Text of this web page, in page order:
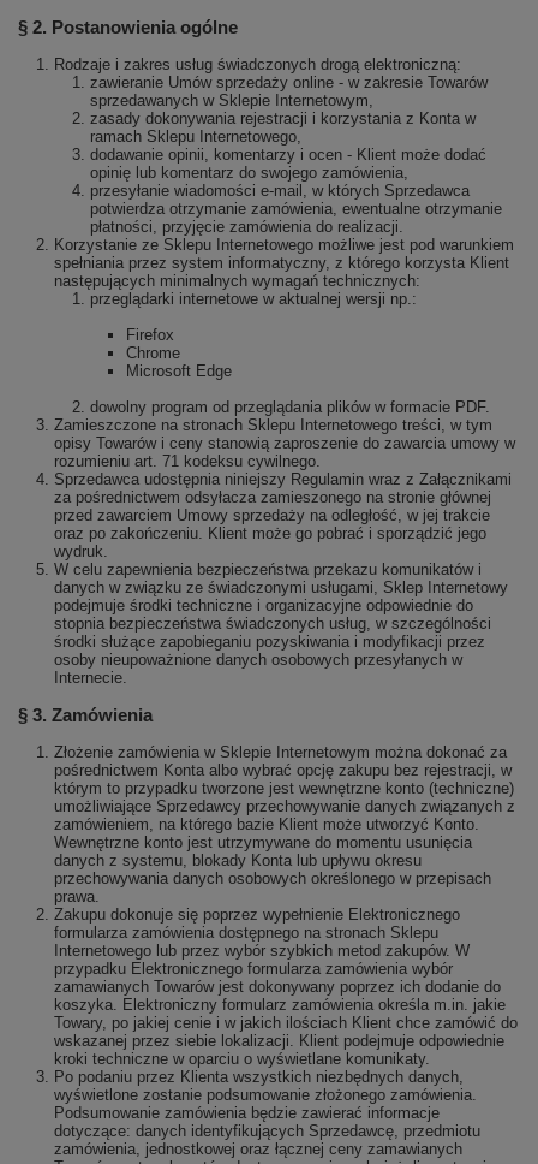
§ 2. Postanowienia ogólne
Rodzaje i zakres usług świadczonych drogą elektroniczną:
zawieranie Umów sprzedaży online - w zakresie Towarów
sprzedawanych w Sklepie Internetowym,
zasady dokonywania rejestracji i korzystania z Konta w
ramach Sklepu Internetowego,
dodawanie opinii, komentarzy i ocen - Klient może dodać
opinię lub komentarz do swojego zamówienia,
przesyłanie wiadomości e-mail, w których Sprzedawca
potwierdza otrzymanie zamówienia, ewentualne otrzymanie
płatności, przyjęcie zamówienia do realizacji.
Korzystanie ze Sklepu Internetowego możliwe jest pod warunkiem
spełniania przez system informatyczny, z którego korzysta Klient
następujących minimalnych wymagań technicznych:
przeglądarki internetowe w aktualnej wersji np.:
Firefox
Chrome
Microsoft Edge
dowolny program od przeglądania plików w formacie PDF.
Zamieszczone na stronach Sklepu Internetowego treści, w tym
opisy Towarów i ceny stanowią zaproszenie do zawarcia umowy w
rozumieniu art. 71 kodeksu cywilnego.
Sprzedawca udostępnia niniejszy Regulamin wraz z Załącznikami
za pośrednictwem odsyłacza zamieszonego na stronie głównej
przed zawarciem Umowy sprzedaży na odległość, w jej trakcie
oraz po zakończeniu. Klient może go pobrać i sporządzić jego
wydruk.
W celu zapewnienia bezpieczeństwa przekazu komunikatów i
danych w związku ze świadczonymi usługami, Sklep Internetowy
podejmuje środki techniczne i organizacyjne odpowiednie do
stopnia bezpieczeństwa świadczonych usług, w szczególności
środki służące zapobieganiu pozyskiwania i modyfikacji przez
osoby nieupoważnione danych osobowych przesyłanych w
Internecie.
§ 3. Zamówienia
Złożenie zamówienia w Sklepie Internetowym można dokonać za
pośrednictwem Konta albo wybrać opcję zakupu bez rejestracji, w
którym to przypadku tworzone jest wewnętrzne konto (techniczne)
umożliwiające Sprzedawcy przechowywanie danych związanych z
zamówieniem, na którego bazie Klient może utworzyć Konto.
Wewnętrzne konto jest utrzymywane do momentu usunięcia
danych z systemu, blokady Konta lub upływu okresu
przechowywania danych osobowych określonego w przepisach
prawa.
Zakupu dokonuje się poprzez wypełnienie Elektronicznego
formularza zamówienia dostępnego na stronach Sklepu
Internetowego lub przez wybór szybkich metod zakupów. W
przypadku Elektronicznego formularza zamówienia wybór
zamawianych Towarów jest dokonywany poprzez ich dodanie do
koszyka. Elektroniczny formularz zamówienia określa m.in. jakie
Towary, po jakiej cenie i w jakich ilościach Klient chce zamówić do
wskazanej przez siebie lokalizacji. Klient podejmuje odpowiednie
kroki techniczne w oparciu o wyświetlane komunikaty.
Po podaniu przez Klienta wszystkich niezbędnych danych,
wyświetlone zostanie podsumowanie złożonego zamówienia.
Podsumowanie zamówienia będzie zawierać informacje
dotyczące: danych identyfikujących Sprzedawcę, przedmiotu
zamówienia, jednostkowej oraz łącznej ceny zamawianych